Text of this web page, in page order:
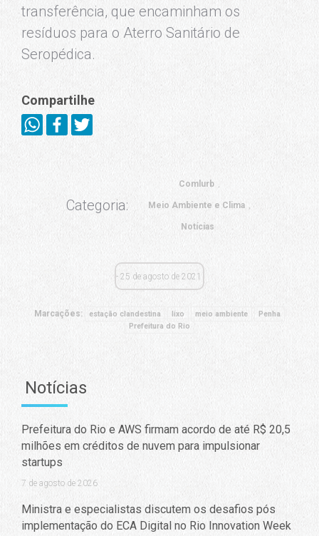
transferência, que encaminham os
resíduos para o Aterro Sanitário de
Seropédica.
Compartilhe
Categoria:
Comlurb
Meio Ambiente e Clima
Notícias
25 de agosto de 2021
Marcações: estação clandestina lixo meio ambiente
Penha
Prefeitura do Rio
Notícias
Prefeitura do Rio e AWS firmam acordo de até R$ 20,5
milhões em créditos de nuvem para impulsionar
startups
7 de agosto de 2026
Ministra e especialistas discutem os desafios pós
implementação do ECA Digital no Rio Innovation Week